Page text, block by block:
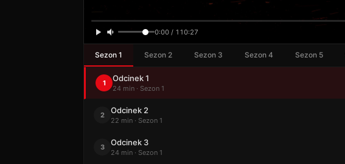
0:00 / 110:27
Sezon 1 Sezon 2 Sezon 3 Sezon 4 Sezon 5
1 Odcinek 1
24 min · Sezon 1
2 Odcinek 2
22 min · Sezon 1
3 Odcinek 3
24 min · Sezon 1